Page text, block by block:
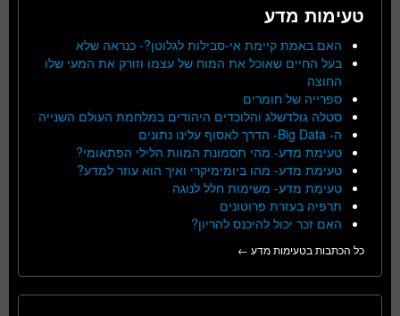
טעימות מדע
האם באמת קיימת אי-סבילות לגלוטן?- כנראה שלא
בעל החיים שאוכל את המוח של עצמו וזורק את המעי שלו
החוצה
ספרייה של חומרים
סטלה גולדשלג והלוכדים היהודים במלחמת העולם השנייה
ה- Big Data- הדרך לאסוף עלינו נתונים
טעימת מדע- מהי תסמונת המוות הלילי הפתאומי?
טעימת מדע- מהו ביומימיקרי ואיך הוא עוזר למדע?
טעימת מדע- משימות חלל לנוגה
תרפיה בעזרת פרוטונים
האם זכר יכול להיכנס להריון?
כל הכתבות בטעימות מדע ←